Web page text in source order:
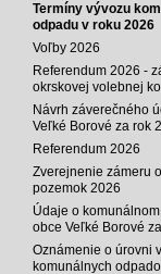
Termíny vývozu
odpadu v roku 2026
Voľby 2026
Referendum 2026 -
okrskovej volebnej
Návrh záverečného
Veľké Borové za rok
Referendum 2026
Zverejnenie zámeru
pozemok 2026
Údaje o
obce Veľké Borové
Oznámenie o úrovni
komunálnych